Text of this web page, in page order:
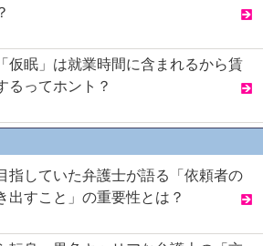
仮眠」は就業時間に含まれるから賃
るってホント？
指していた弁護士が語る「依頼者の
出すこと」の重要性とは？